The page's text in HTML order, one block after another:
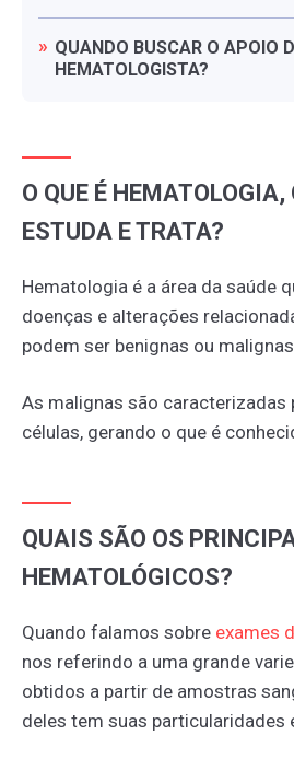
QUANDO BUSCAR O APOIO
HEMATOLOGISTA?
O QUE É HEMATOLOGIA,
ESTUDA E TRATA?
Hematologia é a área da saúde
doenças e alterações
podem ser benignas ou
As malignas são caracterizadas
células, gerando o que é
QUAIS SÃO OS
HEMATOLÓGICOS?
Quando falamos sobre exames
nos referindo a uma grande
obtidos a partir de amostras
deles tem suas particularidades